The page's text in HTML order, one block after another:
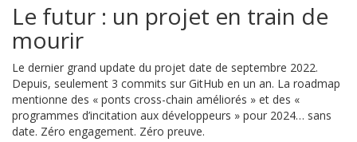
Le futur : un projet en train de
mourir
Le dernier grand update du projet date de septembre 2022.
Depuis, seulement 3 commits sur GitHub en un an. La roadmap
mentionne des « ponts cross-chain améliorés » et des «
programmes d’incitation aux développeurs » pour 2024… sans
date. Zéro engagement. Zéro preuve.